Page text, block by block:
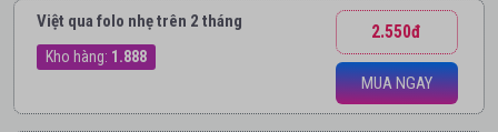
Việt qua folo nhẹ trên 2 tháng
Kho hàng: 1.888
2.550đ
MUA NGAY